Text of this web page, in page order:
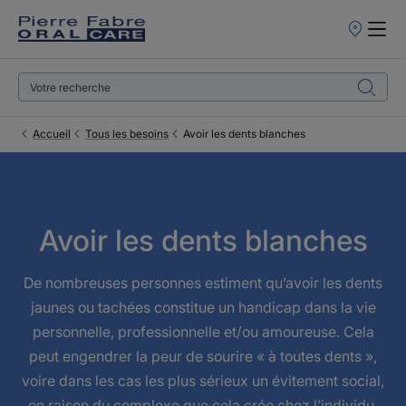
Points
Accueil Tous les besoins Avoir les dents blanches
Avoir les dents blanches
De nombreuses personnes estiment qu’avoir les dents
jaunes ou tachées constitue un handicap dans la vie
personnelle, professionnelle et/ou amoureuse. Cela
peut engendrer la peur de sourire « à toutes dents »,
voire dans les cas les plus sérieux un évitement social,